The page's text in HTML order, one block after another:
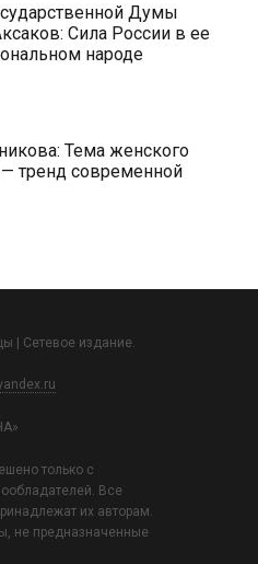
Думы
Сила России в ее
народе
Тема женского
тренд современной
| Сетевое издание.
только с
Все
их авторам.
не предназначенные